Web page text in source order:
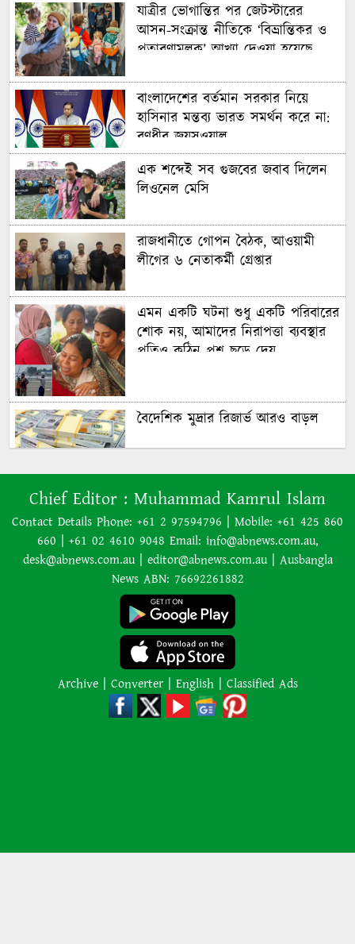
যাত্রীর ভোগান্তির পর জেটস্টারের
আসন-সংক্রান্ত নীতিকে ‘বিভ্রান্তিকর ও
প্রতারণামূলক’ আখ্যা দেওয়া হয়েছে
বাংলাদেশের বর্তমান সরকার নিয়ে
হাসিনার মন্তব্য ভারত সমর্থন করে না:
রণধীর জয়সওয়াল
এক শব্দেই সব গুজবের জবাব দিলেন
লিওনেল মেসি
রাজধানীতে গোপন বৈঠক, আওয়ামী
লীগের ৬ নেতাকর্মী গ্রেপ্তার
এমন একটি ঘটনা শুধু একটি পরিবারের
শোক নয়, আমাদের নিরাপত্তা ব্যবস্থার
প্রতিও কঠিন প্রশ্ন ছুড়ে দেয়
বৈদেশিক মুদ্রার রিজার্ভ আরও বাড়ল
৭০ বছর আগে যা ‍দিয়ে শুরু হয়েছিল
বাংলাদেশের চলচ্চিত্র ‘মুখ ও মুখোশ’
নিউজিল্যান্ডে ৫.৯ মাত্রার শক্তিশালী
ভূমিকম্প
ইরানের বিরুদ্ধে হামলা স্থগিত ট্রাম্পের,
নতুন করে শান্তি আলোচনা শুরু
অজ্ঞাত কারণে অগ্নিকাণ্ডে একই
আমাকে গ্রেপ্তারের চেষ্টা রুখে দিতে
Chief Editor : Muhammad Kamrul Islam
Contact Details Phone: +61 2 97594796 | Mobile: +61 425 860
660 | +61 02 4610 9048 Email: info@abnews.com.au,
desk@abnews.com.au | editor@abnews.com.au | Ausbangla
News ABN: 76692261882
Archive | Converter | English | Classified Ads